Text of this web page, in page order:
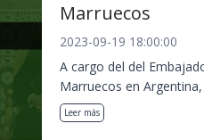
Marruecos
2023-09-19 18:00:00
A cargo del del
Marruecos en
Leer más